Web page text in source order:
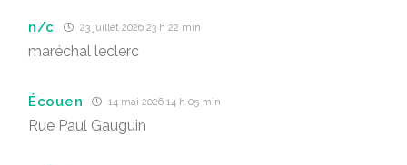
n/c 23 juillet 2026 23 h 22 min
maréchal leclerc
Écouen 14 mai 2026 14 h 05 min
Rue Paul Gauguin